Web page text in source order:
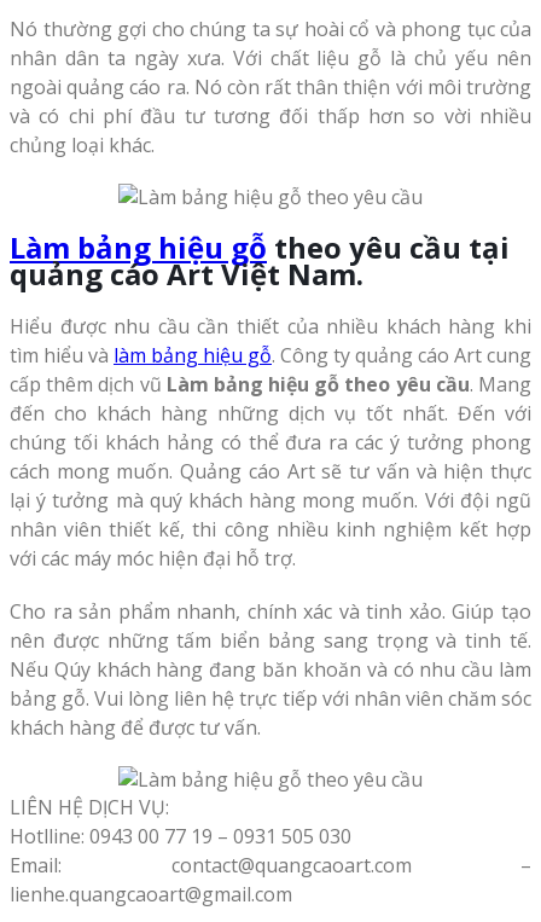
Nó thường gợi cho chúng ta sự hoài cổ và phong tục của
nhân dân ta ngày xưa. Với chất liệu gỗ là chủ yếu nên
ngoài quảng cáo ra. Nó còn rất thân thiện với môi trường
và có chi phí đầu tư tương đối thấp hơn so vời nhiều
chủng loại khác.
Làm bảng hiệu gỗ theo yêu cầu tại
quảng cáo Art Việt Nam.
Hiểu được nhu cầu cần thiết của nhiều khách hàng khi
tìm hiểu và làm bảng hiệu gỗ. Công ty quảng cáo Art cung
cấp thêm dịch vũ Làm bảng hiệu gỗ theo yêu cầu. Mang
đến cho khách hàng những dịch vụ tốt nhất. Đến với
chúng tối khách hảng có thể đưa ra các ý tưởng phong
cách mong muốn. Quảng cáo Art sẽ tư vấn và hiện thực
lại ý tưởng mà quý khách hàng mong muốn. Với đội ngũ
nhân viên thiết kế, thi công nhiều kinh nghiệm kết hợp
với các máy móc hiện đại hỗ trợ.
Cho ra sản phẩm nhanh, chính xác và tinh xảo. Giúp tạo
nên được những tấm biển bảng sang trọng và tinh tế.
Nếu Qúy khách hàng đang băn khoăn và có nhu cầu làm
bảng gỗ. Vui lòng liên hệ trực tiếp với nhân viên chăm sóc
khách hàng để được tư vấn.
LIÊN HỆ DỊCH VỤ:
Hotlline: 0943 00 77 19 – 0931 505 030
Email: contact@quangcaoart.com –
lienhe.quangcaoart@gmail.com